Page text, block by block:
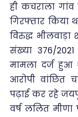
ही कचराला
गिरफ्तार किया
विरुद्ध
संख्या 376/
मामला दर्ज
आरोपी वांछित
पढ़ाई कर रहे
वर्ष ललित मीणा